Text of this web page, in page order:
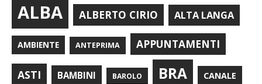
ALBA ALBERTO CIRIO ALTA LANGA
AMBIENTE ANTEPRIMA APPUNTAMENTI
ASTI BAMBINI BAROLO BRA CANALE